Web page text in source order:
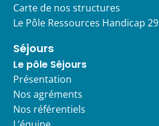
Carte de nos structures
Le Pôle Ressources Handicap 29
Séjours
Le pôle Séjours
Présentation
Nos agréments
Nos référentiels